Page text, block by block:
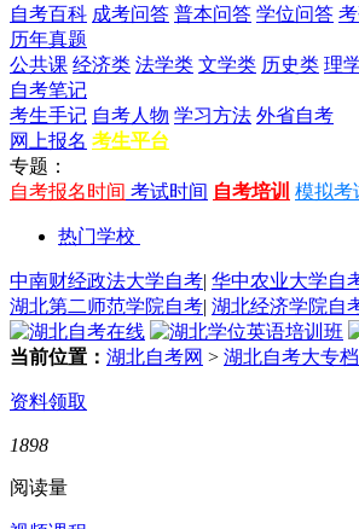
自考百科 成考问答 普本问答 学位问答
历年真题
公共课 经济类 法学类 文学类 历史类 理
自考笔记
考生手记 自考人物 学习方法 外省自考
网上报名 考生平台
专题：
自考报名时间 考试时间 自考培训 模拟考
热门学校
中南财经政法大学自考| 华中农业大学自
湖北第二师范学院自考| 湖北经济学院自
当前位置： 湖北自考网 > 湖北自考大专
资料领取
1898
阅读量